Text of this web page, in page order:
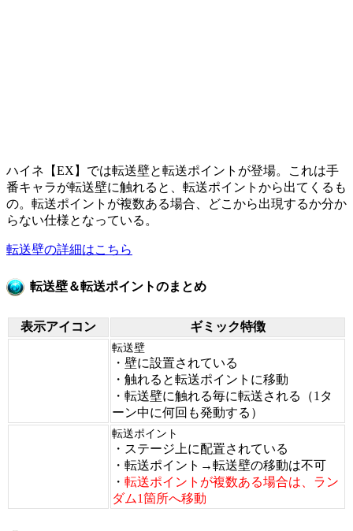
ハイネ【EX】では転送壁と転送ポイントが登場。これは手
番キャラが転送壁に触れると、転送ポイントから出てくるも
の。転送ポイントが複数ある場合、どこから出現するか分か
らない仕様となっている。
転送壁の詳細はこちら
転送壁＆転送ポイントのまとめ
表示アイコン ギミック特徴
転送壁
・壁に設置されている
・触れると転送ポイントに移動
・転送壁に触れる毎に転送される（1タ
ーン中に何回も発動する）
転送ポイント
・ステージ上に配置されている
・転送ポイント→転送壁の移動は不可
・ 転送ポイントが複数ある場合は、ラン
ダム1箇所へ移動